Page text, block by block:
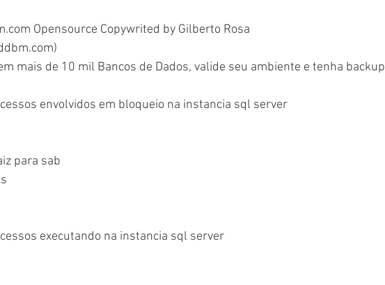
Opensource Copywrited by Gilberto Rosa
mais de 10 mil Bancos de Dados, valide seu ambiente e tenha backup
envolvidos em bloqueio na instancia sql server
para sab
executando na instancia sql server